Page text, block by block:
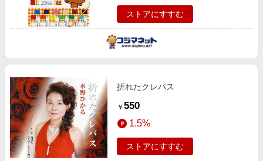
スポーツ・アウトドア・ゴルフ
インテリア・寝具
旅行・レジャー・ホテル予約
生活・お役立ち
金融・マネー・保険
デジタルコンテンツ
ビジネス・その他サービス
旅行特集
お中元特集2026
Apple公式サイト×楽天カード分割払い
Qoo10メガポ
ストアにすすむ
折れたクレパス
￥ 550
1.5%
ストアにすすむ